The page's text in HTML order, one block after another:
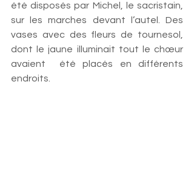
été disposés par Michel, le sacristain,
sur les marches devant l’autel. Des
vases avec des fleurs de tournesol,
dont le jaune illuminait tout le chœur
avaient  été placés en différents
endroits.